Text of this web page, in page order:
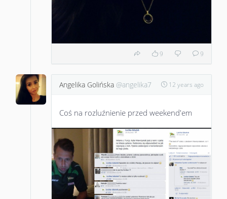
9 9
Angelika Golińska @angelika7 12 years ago
Coś na rozluźnienie przed weekend'em